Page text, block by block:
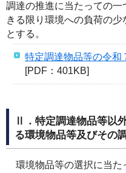
調達の推進に当たっての
きる限り環境への負荷の
とする。
特定調達物品等の令和
[PDF：401KB]
Ⅱ．特定調達物品等以
る環境物品等及びその
環境物品等の選択に当た